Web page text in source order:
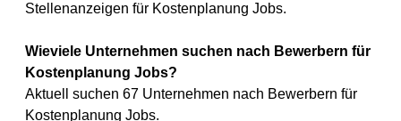
Stellenanzeigen für Kostenplanung Jobs.
Wieviele Unternehmen suchen nach Bewerbern für
Kostenplanung Jobs?
Aktuell suchen 67 Unternehmen nach Bewerbern für
Kostenplanung Jobs.